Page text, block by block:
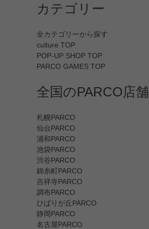
カテゴリー
全カテゴリーから探す
culture TOP
POP-UP SHOP TOP
PARCO GAMES TOP
全国のPARCO店舗
札幌PARCO
仙台PARCO
浦和PARCO
池袋PARCO
渋谷PARCO
錦糸町PARCO
吉祥寺PARCO
調布PARCO
ひばりが丘PARCO
静岡PARCO
名古屋PARCO